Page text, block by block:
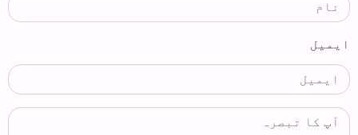
ایمیل